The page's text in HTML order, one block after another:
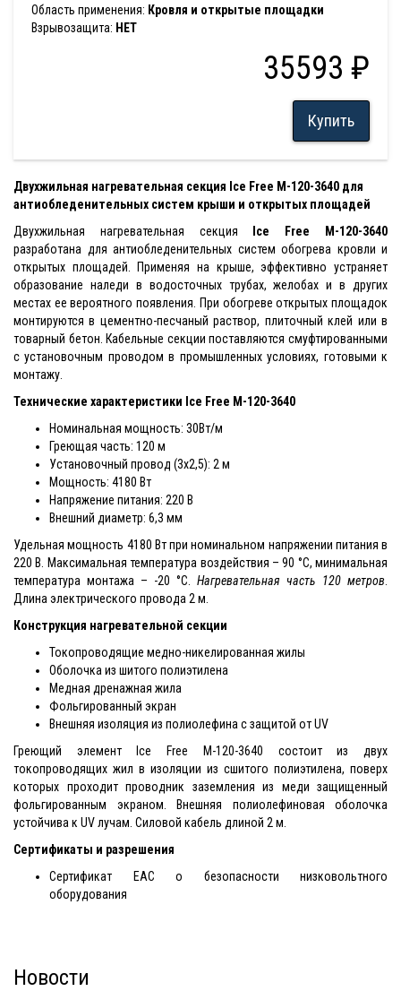
Область применения: Кровля и открытые площадки
Взрывозащита: НЕТ
35593 ₽
Купить
Двухжильная нагревательная секция Ice Free M-120-3640 для
антиобледенительных систем крыши и открытых площадей
Двухжильная нагревательная секция
ce Free M-120-3640
разработана для антиобледенительных систем обогрева кровли и
открытых площадей. Применяя на крыше, эффективно устраняет
образование наледи в водосточных трубах, желобах и в других
местах ее вероятного появления. При обогреве открытых площадок
монтируются в цементно-песчаный раствор, плиточный клей или в
товарный бетон. Кабельные секции поставляются смуфтированными
с установочным проводом в промышленных условиях, готовыми к
монтажу.
Технические характеристики Ice Free M-120-3640
Номинальная мощность: 30Вт/м
Греющая часть: 120 м
Установочный провод (3x2,5): 2 м
Мощность: 4180 Вт
Напряжение питания: 220 В
Внешний диаметр: 6,3 мм
Удельная мощность 4180 Вт при номинальном напряжении питания в
220 В. Максимальная температура воздействия – 90 °С, минимальная
температура монтажа – -20 °С. Нагревательная часть 120 метров
Длина электрического провода 2 м.
Конструкция нагревательной секции
Токопроводящие медно-никелированная жилы
Оболочка из шитого полиэтилена
Медная дренажная жила
Фольгированный экран
Внешняя изоляция из полиолефина с защитой от UV
Греющий элемент Ice Free M-120-3640 состоит из двух
токопроводящих жил в изоляции из сшитого полиэтилена, поверх
которых проходит проводник заземления из меди защищенный
фольгированным экраном. Внешняя полиолефиновая оболочка
устойчива к UV лучам. Силовой кабель длиной 2 м.
Сертификаты и разрешения
Сертификат EAC о безопасности низковольтного
оборудования
Новости